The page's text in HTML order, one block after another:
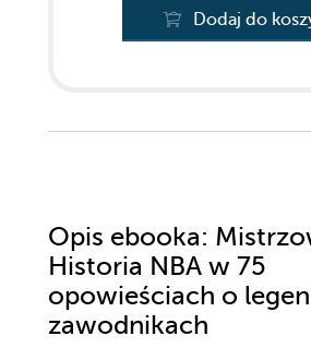
Dodaj do
Opis ebooka:
Historia NBA w 75
opowieściach o
zawodnikach